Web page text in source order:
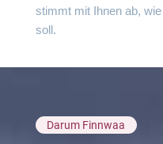
stimmt mit Ihnen ab,
soll.
Darum Finnwaa